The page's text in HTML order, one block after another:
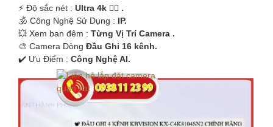
️⚡ Độ sắc nét : Ultra 4k 👍🏾 .
🕉️ Công Nghệ Sử Dụng : IP.
💥 Xem ban đêm : Từng Vị Trí Camera .
🎨 Camera Dòng Đầu Ghi 16 kênh.
️✔️ Ưu Điểm : Công Nghệ AI.